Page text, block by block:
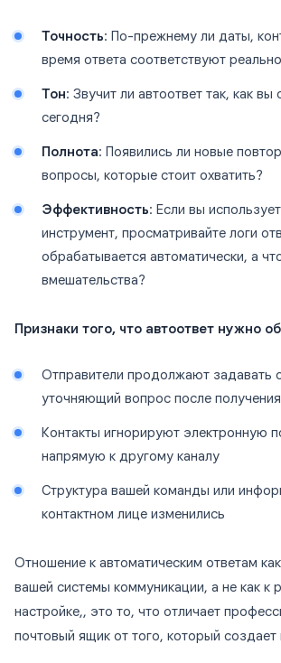
Точность: По-прежнему ли даты,
время ответа соответствуют
Тон: Звучит ли автоответ так, как вы
сегодня?
Полнота: Появились ли новые
вопросы, которые стоит охватить?
Эффективность: Если вы
инструмент, просматривайте логи
обрабатывается автоматически, а
вмешательства?
Признаки того, что автоответ нужно
Отправители продолжают задавать
уточняющий вопрос после
Контакты игнорируют электронную
напрямую к другому каналу
Структура вашей команды или
контактном лице изменились
Отношение к автоматическим ответам
вашей системы коммуникации, а не как к
настройке,, это то, что отличает
почтовый ящик от того, который создает